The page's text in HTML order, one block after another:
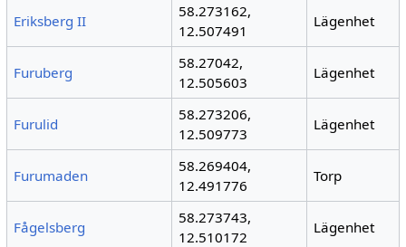
Eriksberg II
58.273162,
12.507491
Lägenhet
Furuberg
58.27042,
12.505603
Lägenhet
Furulid
58.273206,
12.509773
Lägenhet
Furumaden
58.269404,
12.491776
Torp
Fågelsberg
58.273743,
12.510172
Lägenhet